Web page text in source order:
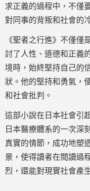
求正義的過程中，不僅
對同事的背叛和社會的
《聖者之行進》不僅僅
討了人性、道德和正義
境時，始終堅持自己的
狀。他的堅持和勇氣，
和社會批判。
這部小說在日本社會引
日本醫療體系的一次深
真實的情節，成功地塑
景，使得讀者在閱讀過
烈，還能對現實社會產